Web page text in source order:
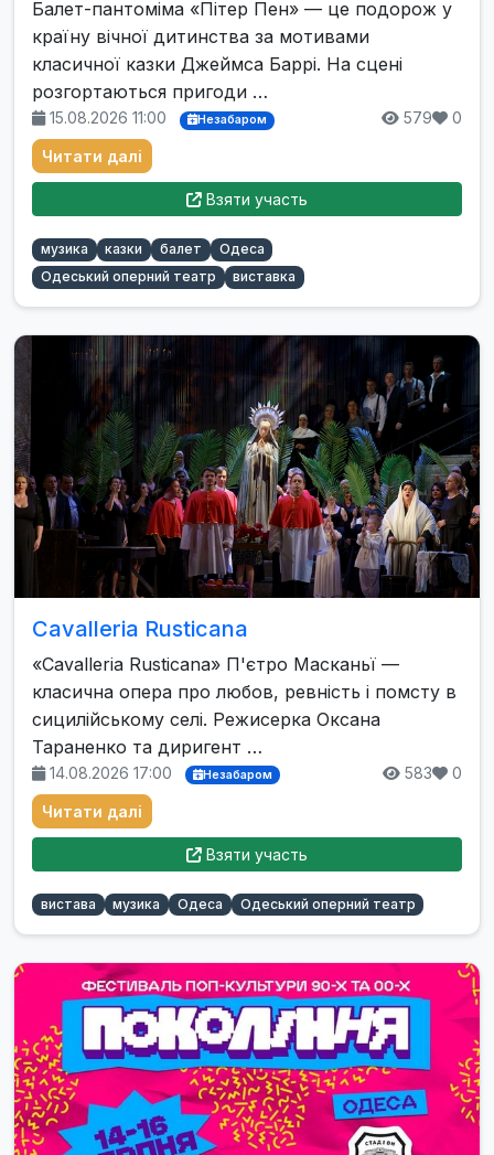
Балет-пантоміма «Пітер Пен» — це подорож у
країну вічної дитинства за мотивами
класичної казки Джеймса Баррі. На сцені
розгортаються пригоди …
15.08.2026 11:00 Незабаром 579 0
Читати далі
Взяти участь
музика казки балет
Одеса
Одеський оперний театр
виставка
Cavalleria Rusticana
«Cavalleria Rusticana» П'єтро Масканьї —
класична опера про любов, ревність і помсту в
сицилійському селі. Режисерка Оксана
Тараненко та диригент …
14.08.2026 17:00 Незабаром 583 0
Читати далі
Взяти участь
вистава музика Одеса Одеський оперний театр